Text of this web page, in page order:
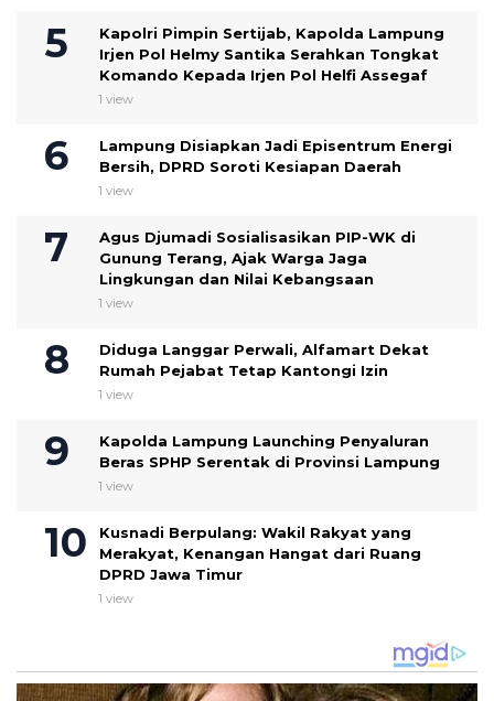
Kapolri Pimpin Sertijab, Kapolda Lampung
Irjen Pol Helmy Santika Serahkan Tongkat
Komando Kepada Irjen Pol Helfi Assegaf
1 view
Lampung Disiapkan Jadi Episentrum Energi
Bersih, DPRD Soroti Kesiapan Daerah
1 view
Agus Djumadi Sosialisasikan PIP-WK di
Gunung Terang, Ajak Warga Jaga
Lingkungan dan Nilai Kebangsaan
1 view
Diduga Langgar Perwali, Alfamart Dekat
Rumah Pejabat Tetap Kantongi Izin
1 view
Kapolda Lampung Launching Penyaluran
Beras SPHP Serentak di Provinsi Lampung
1 view
Kusnadi Berpulang: Wakil Rakyat yang
Merakyat, Kenangan Hangat dari Ruang
DPRD Jawa Timur
1 view